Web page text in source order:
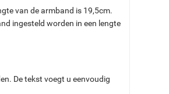
van de armband is 19,5cm.
ingesteld worden in een lengte
De tekst voegt u eenvoudig